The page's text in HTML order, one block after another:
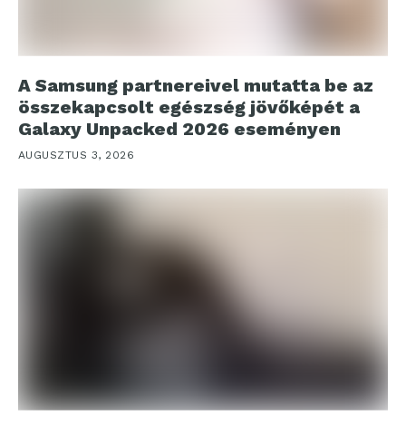
A Samsung partnereivel mutatta be az
összekapcsolt egészség jövőképét a
Galaxy Unpacked 2026 eseményen
AUGUSZTUS 3, 2026